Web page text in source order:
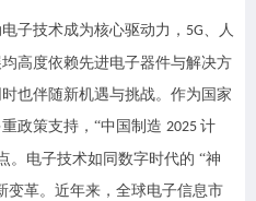
子技术成为核心驱动力， 5G、人
高度依赖先进电子器件与解决方
也伴随新机遇与挑战。作为国家
政策支持，“中国制造 2025 计
。电子技术如同数字时代的 “神
变革。近年来，全球电子信息市